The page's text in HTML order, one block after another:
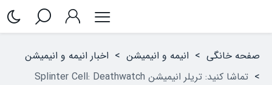
صفحه خانگی > انیمه و انیمیشن > اخبار انیمه و انیمیشن
> تماشا کنید: تریلر انیمیشن Splinter Cell: Deathwatch